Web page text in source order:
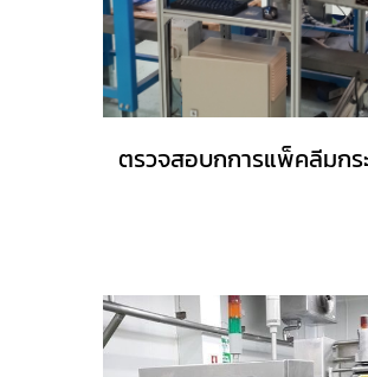
ตรวจสอบกการแพ็คลีมกร